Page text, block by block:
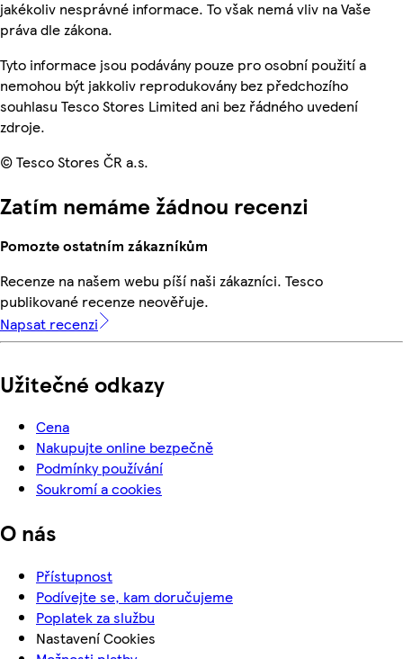
jakékoliv nesprávné informace. To však nemá vliv na Vaše
práva dle zákona.
Tyto informace jsou podávány pouze pro osobní použití a
nemohou být jakkoliv reprodukovány bez předchozího
souhlasu Tesco Stores Limited ani bez řádného uvedení
zdroje.
© Tesco Stores ČR a.s.
Zatím nemáme žádnou recenzi
Pomozte ostatním zákazníkům
Recenze na našem webu píší naši zákazníci. Tesco
publikované recenze neověřuje.
Napsat recenzi
Užitečné odkazy
Cena
Nakupujte online bezpečně
Podmínky používání
Soukromí a cookies
O nás
Přístupnost
Podívejte se, kam doručujeme
Poplatek za službu
Nastavení Cookies